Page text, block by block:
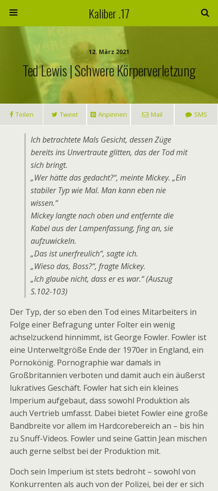
Kaliber .17
12. März 2021
Ted Lewis | Schwere Körperverletzung
Teilen Tweet Anpinnen Mail SMS
Ich betrachtete Mals Gesicht, dessen Züge
bereits ins Unvertraute glitten, das der Tod mit
sich bringt.
„Wer hätte das gedacht?“, meinte Mickey. „Ein
stabiler Typ wie Mal. Man kann eben nie
wissen.“
Mickey langte nach oben und entfernte die
Kabel aus der Lampenfassung, fing an, sie
aufzuwickeln.
„Das ist unerfreulich“, sagte ich.
„Wieso das, Boss?“, fragte Mickey.
„Ich glaube nicht, dass er es war.“ (Auszug
S.102-103)
Der Typ, der so eben den Tod eines Mitarbeiters in
Folge einer Befragung unter Folter ein wenig
achselzuckend hinnimmt, ist George Fowler. Fowler ist
eine Unterweltgröße Ende der 1970er in England, ein
Pornokönig. Pornographie war damals in
Großbritannien verboten und damit auch ein äußerst
lukratives Geschäft. Fowler hat sich ein kleines
Imperium aufgebaut, dass sowohl Produktion als
auch Vertrieb umfasst. Dabei bietet Fowler eine große
Bandbreite vor allem im Hardcorebereich an – bis hin
zu Snuff-Videos. Fowler und seine Gattin Jean mischen
auch gerne selbst bei der Produktion mit.
Doch sein Imperium ist stets bedroht – sowohl von
Konkurrenten als auch von der Polizei, bei der er sich